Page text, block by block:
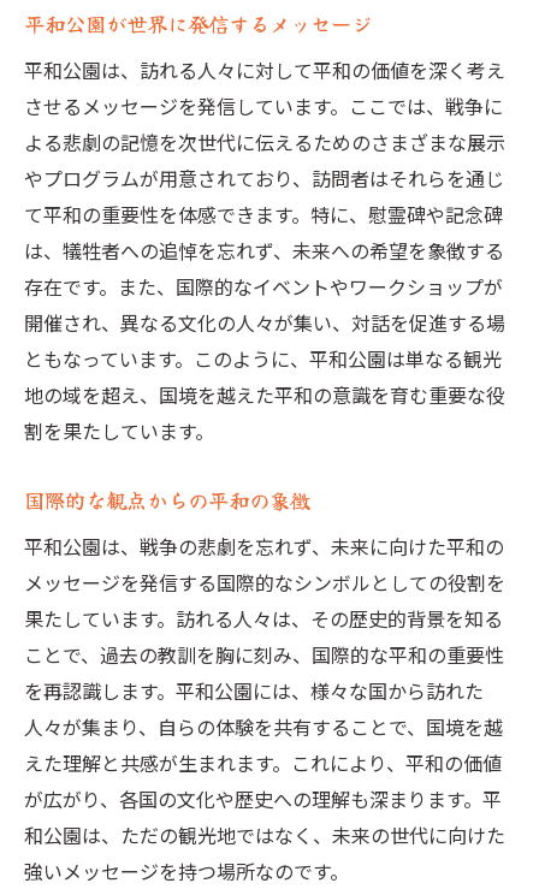
平和公園が世界に発信するメッセージ
平和公園は、訪れる人々に対して平和の価値を深く考え
させるメッセージを発信しています。ここでは、戦争に
よる悲劇の記憶を次世代に伝えるためのさまざまな展示
やプログラムが用意されており、訪問者はそれらを通じ
て平和の重要性を体感できます。特に、慰霊碑や記念碑
は、犠牲者への追悼を忘れず、未来への希望を象徴する
存在です。また、国際的なイベントやワークショップが
開催され、異なる文化の人々が集い、対話を促進する場
ともなっています。このように、平和公園は単なる観光
地の域を超え、国境を越えた平和の意識を育む重要な役
割を果たしています。
国際的な観点からの平和の象徴
平和公園は、戦争の悲劇を忘れず、未来に向けた平和の
メッセージを発信する国際的なシンボルとしての役割を
果たしています。訪れる人々は、その歴史的背景を知る
ことで、過去の教訓を胸に刻み、国際的な平和の重要性
を再認識します。平和公園には、様々な国から訪れた
人々が集まり、自らの体験を共有することで、国境を越
えた理解と共感が生まれます。これにより、平和の価値
が広がり、各国の文化や歴史への理解も深まります。平
和公園は、ただの観光地ではなく、未来の世代に向けた
強いメッセージを持つ場所なのです。